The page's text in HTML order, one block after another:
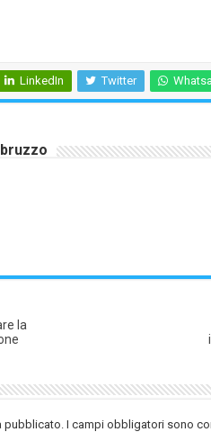
LinkedIn Twitter
la
pubblicato. I campi obbligatori sono